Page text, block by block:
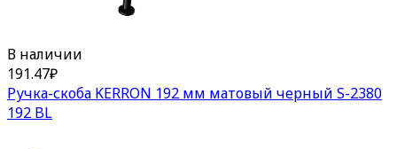
В наличии
191.47₽
Ручка-скоба KERRON 192 мм матовый черный S-2380
192 BL